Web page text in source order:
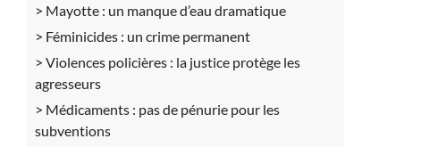
Mayotte : un manque d’eau dramatique
Féminicides : un crime permanent
Violences policières : la justice protège les
agresseurs
Médicaments : pas de pénurie pour les
subventions